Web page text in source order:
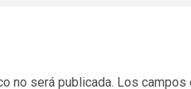
no será publicada. Los campos